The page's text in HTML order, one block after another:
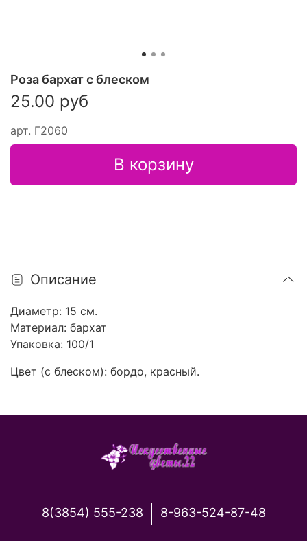
арт. Г2060
Роза бархат с блеском
25.00 руб
В корзину
Описание
Диаметр: 15 см.
Материал: бархат
Упаковка: 100/1
Цвет (с блеском): бордо, красный.
8(3854) 555-238 8-963-524-87-48